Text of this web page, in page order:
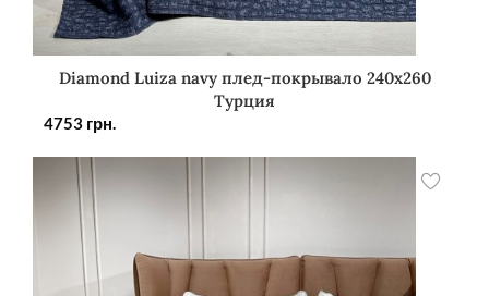
Diamond Luiza navy плед-покрывало 240х260
Турция
4753 грн.